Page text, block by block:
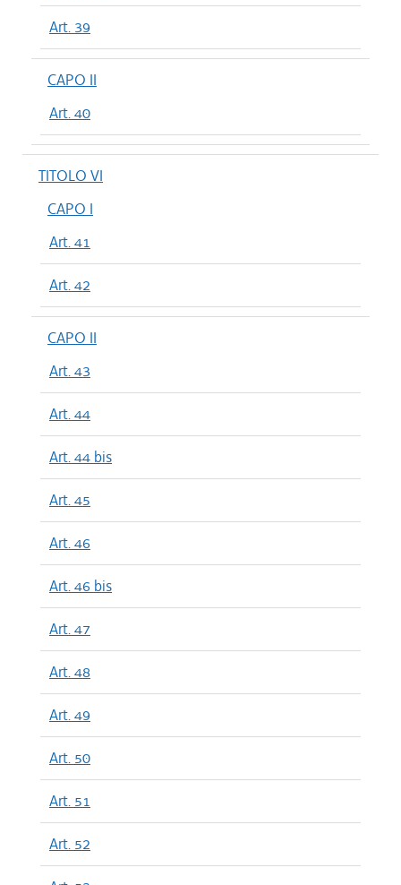
Art. 39
CAPO II
Art. 40
TITOLO VI
CAPO I
Art. 41
Art. 42
CAPO II
Art. 43
Art. 44
Art. 44 bis
Art. 45
Art. 46
Art. 46 bis
Art. 47
Art. 48
Art. 49
Art. 50
Art. 51
Art. 52